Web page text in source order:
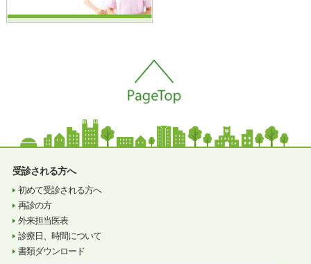
受診される方へ
初めて受診される方へ
再診の方
外来担当医表
診療日、時間について
書類ダウンロード